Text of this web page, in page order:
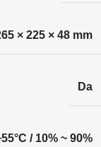
× 225 × 48 mm
Da
/ 10% ~ 90%